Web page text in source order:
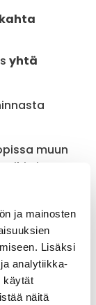
ja mainosten
Lisäksi
analytiikka-
käytät
näitä
kahta
yhtä
muun
ja
lisää!